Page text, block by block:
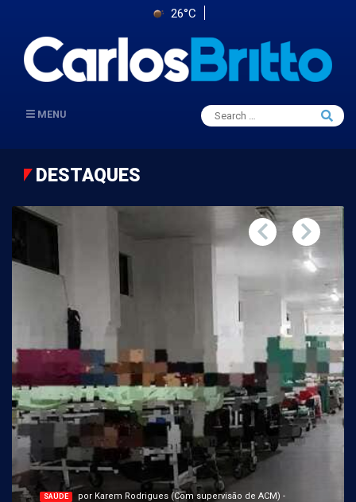
26°C
MENU
Search
for:
Search
DESTAQUES
SAÚDE
por Karem Rodrigues (Com supervisão de ACM) -